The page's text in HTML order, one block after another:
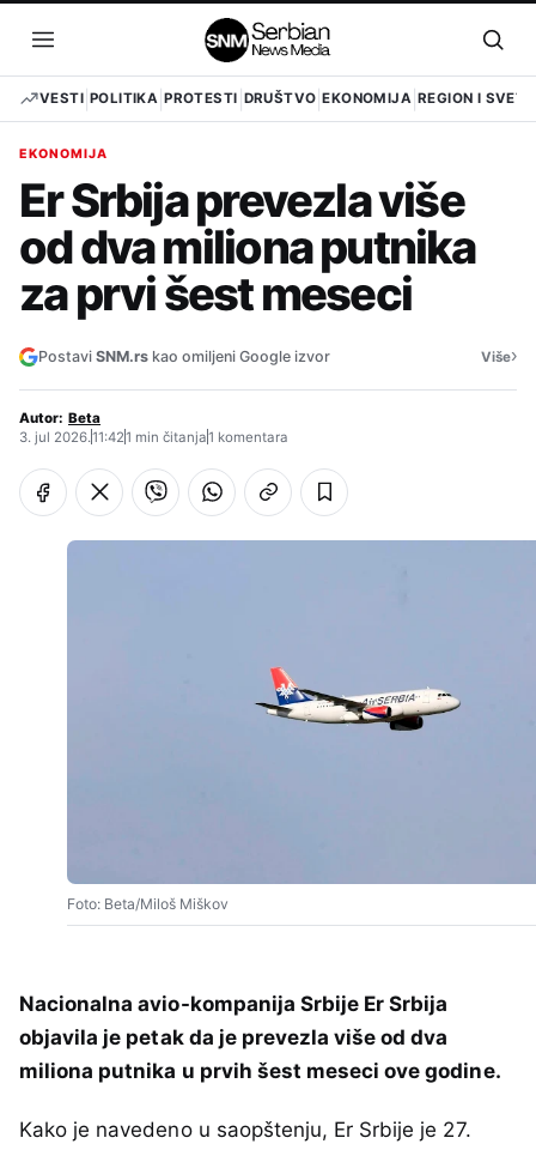
sadržaj
Otvori
meni
VESTI POLITIKA PROTESTI DRUŠTVO EKONOMIJA REGION I SVET
EKONOMIJA
Er Srbija prevezla više
od dva miliona putnika
za prvi šest meseci
Postavi SNM.rs kao omiljeni Google izvor Više›
Autor: Beta
3. jul 2026.11:421 min čitanja1 komentara
Foto: Beta/Miloš Miškov
Nacionalna avio-kompanija Srbije Er Srbija
objavila je petak da je prevezla više od dva
miliona putnika u prvih šest meseci ove godine.
Kako je navedeno u saopštenju, Er Srbije je 27.